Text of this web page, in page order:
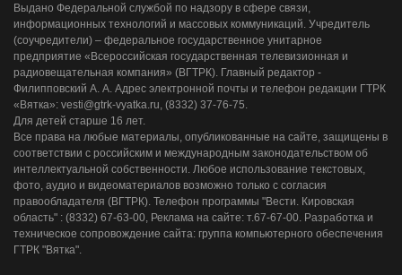
Выдано Федеральной службой по надзору в сфере связи,
информационных технологий и массовых коммуникаций. Учредитель
(соучредители) – федеральное государственное унитарное
предприятие «Всероссийская государственная телевизионная и
радиовещательная компания» (ВГТРК). Главный редактор -
Филипповский А. А. Адрес электронной почты и телефон редакции ГТРК
«Вятка»: vesti@gtrk-vyatka.ru, (8332) 37-76-75.
Для детей старше 16 лет.
Все права на любые материалы, опубликованные на сайте, защищены в
соответствии с российским и международным законодательством об
интеллектуальной собственности. Любое использование текстовых,
фото, аудио и видеоматериалов возможно только с согласия
правообладателя (ВГТРК). Телефон программы "Вести. Кировская
область" : (8332) 67-63-00, Реклама на сайте: т.67-67-00. Разработка и
техническое сопровождение сайта: группа компьютерного обеспечения
ГТРК "Вятка".